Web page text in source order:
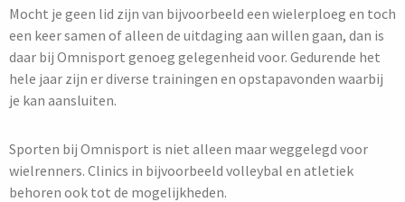
Mocht je geen lid zijn van bijvoorbeeld een wielerploeg en toch
een keer samen of alleen de uitdaging aan willen gaan, dan is
daar bij Omnisport genoeg gelegenheid voor. Gedurende het
hele jaar zijn er diverse trainingen en opstapavonden waarbij
je kan aansluiten.
Sporten bij Omnisport is niet alleen maar weggelegd voor
wielrenners. Clinics in bijvoorbeeld volleybal en atletiek
behoren ook tot de mogelijkheden.